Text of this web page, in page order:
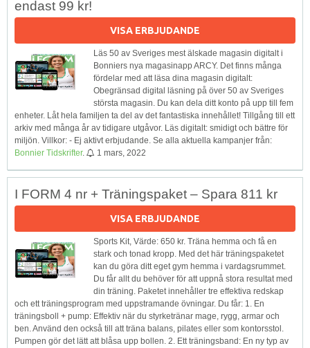
endast 99 kr!
VISA ERBJUDANDE
Läs 50 av Sveriges mest älskade magasin digitalt i
Bonniers nya magasinapp ARCY. Det finns många
fördelar med att läsa dina magasin digitalt:
Obegränsad digital läsning på över 50 av Sveriges
största magasin. Du kan dela ditt konto på upp till fem
enheter. Låt hela familjen ta del av det fantastiska innehållet! Tillgång till ett
arkiv med många år av tidigare utgåvor. Läs digitalt: smidigt och bättre för
miljön. Villkor: - Ej aktivt erbjudande. Se alla aktuella kampanjer från:
Bonnier Tidskrifter. 1 mars, 2022
I FORM 4 nr + Träningspaket – Spara 811 kr
VISA ERBJUDANDE
Sports Kit, Värde: 650 kr. Träna hemma och få en
stark och tonad kropp. Med det här träningspaketet
kan du göra ditt eget gym hemma i vardagsrummet.
Du får allt du behöver för att uppnå stora resultat med
din träning. Paketet innehåller tre effektiva redskap
och ett träningsprogram med uppstramande övningar. Du får: 1. En
träningsboll + pump: Effektiv när du styrketränar mage, rygg, armar och
ben. Använd den också till att träna balans, pilates eller som kontorsstol.
Pumpen gör det lätt att blåsa upp bollen. 2. Ett träningsband: En ny typ av